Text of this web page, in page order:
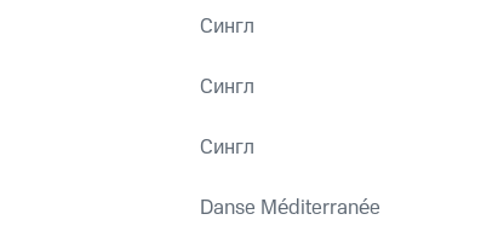
Сингл
Сингл
Сингл
Danse Méditerranée